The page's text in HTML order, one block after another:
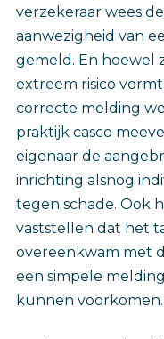
verzekeraar wees
aanwezigheid van
gemeld. En hoewel
extreem risico
correcte melding
praktijk casco
eigenaar de
inrichting alsnog
tegen schade. Ook
vaststellen dat het
overeenkwam met
een simpele
kunnen voorkomen.